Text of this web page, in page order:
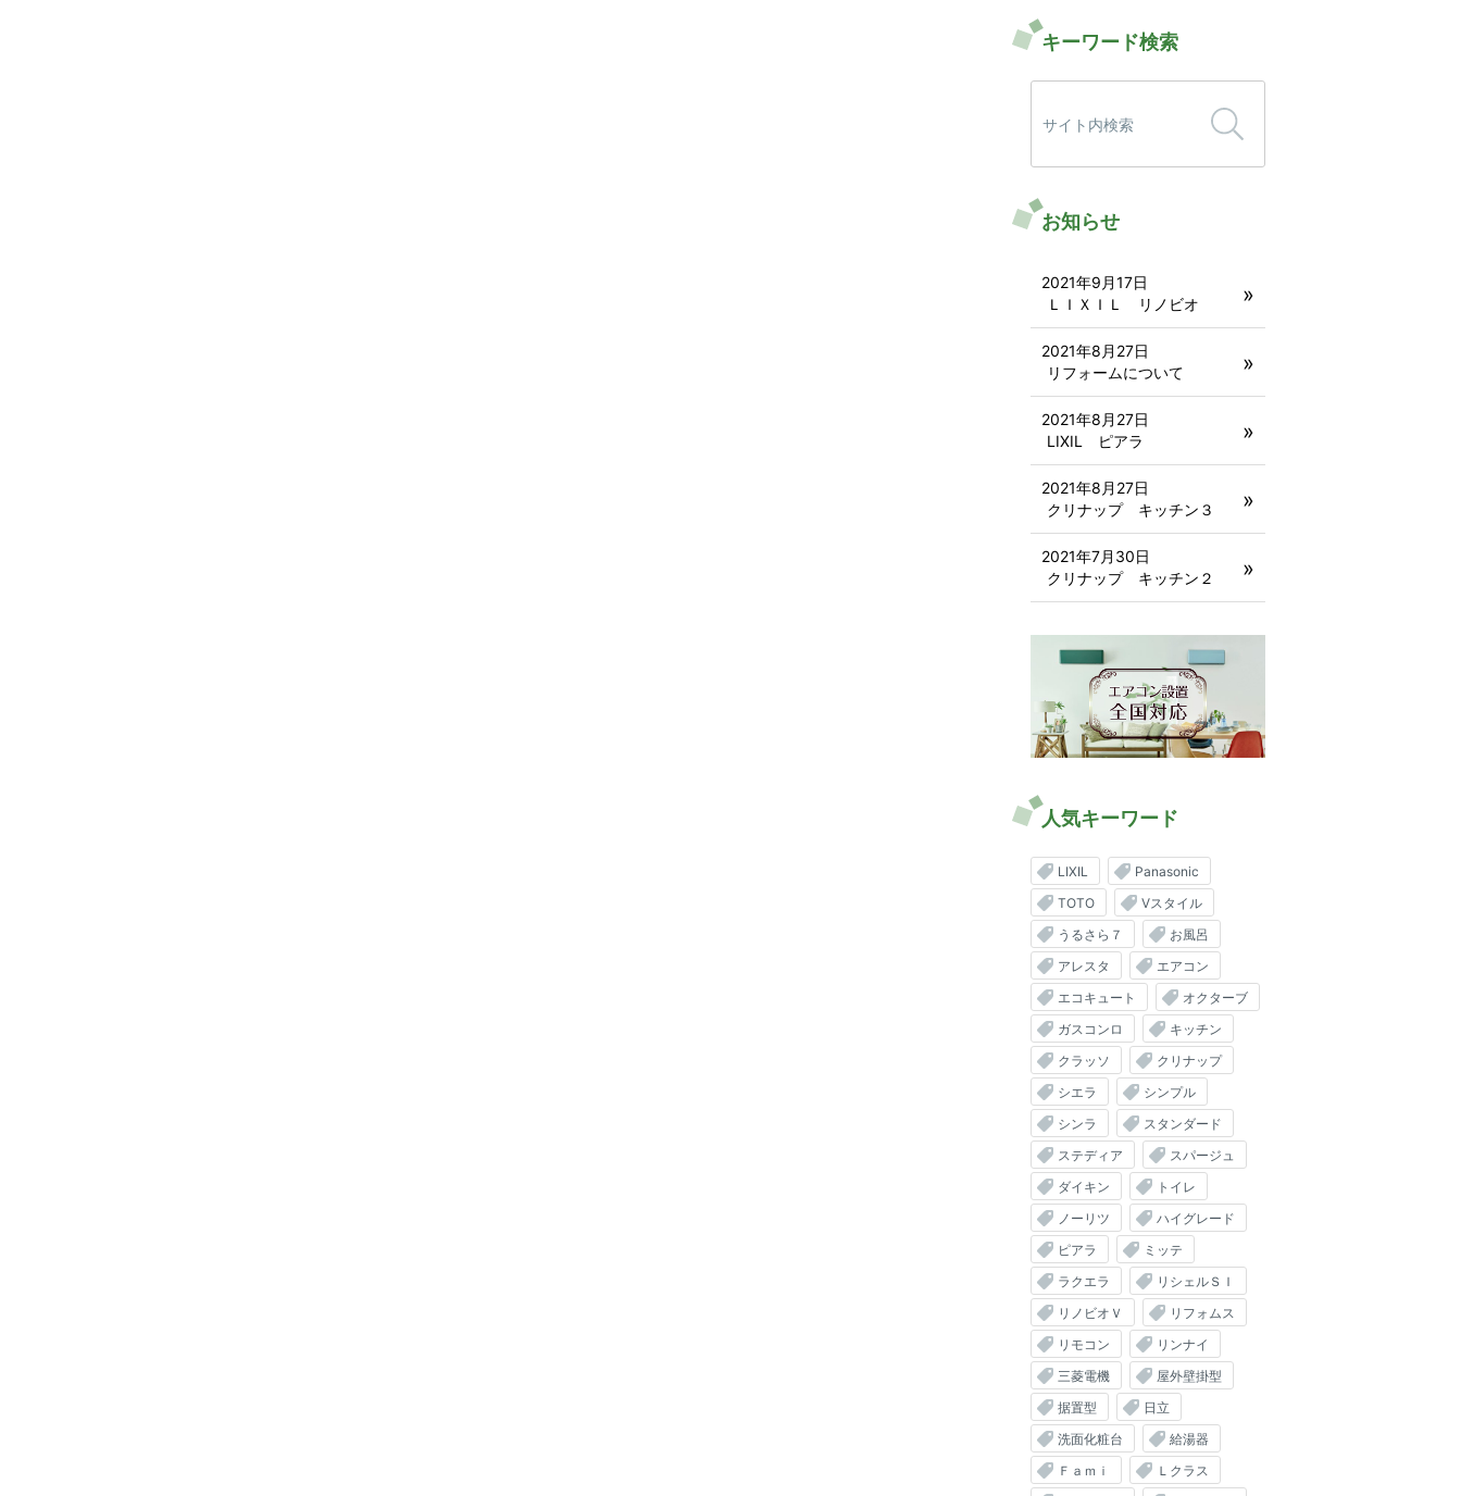
キーワード検索
お知らせ
ＬＩＸＩＬ リノビオ
2021年9月17日
リフォームについて
2021年8月27日
LIXIL ピアラ
2021年8月27日
クリナップ キッチン３
2021年8月27日
クリナップ キッチン２
2021年7月30日
人気キーワード
LIXIL
Panasonic
TOTO
Vスタイル
うるさら７
お風呂
アレスタ
エアコン
エコキュート
オクターブ
ガスコンロ
キッチン
クラッソ
クリナップ
シエラ
シンプル
シンラ
スタンダード
ステディア
スパージュ
ダイキン
トイレ
ノーリツ
ハイグレード
ピアラ
ミッテ
ラクエラ
リシェルＳＩ
リノビオＶ
リフォムス
リモコン
リンナイ
三菱電機
屋外壁掛型
据置型
日立
洗面化粧台
給湯器
Ｆａｍｉ
Ｌクラス